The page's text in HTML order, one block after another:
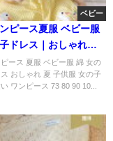
ベビー
ピース夏服 ベビー服
ドレス｜おしゃれで
ース 夏服 ベビー服 綿 女の
おしゃれ 夏 子供服 女の子
ワンピース 73 80 90 10...